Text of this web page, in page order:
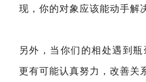
现，你的对象应该能动手解
另外，当你们的相处遇到
更有可能认真努力，改善关